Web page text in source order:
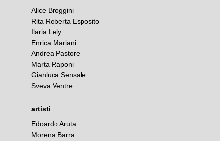
Alice Broggini
Rita Roberta Esposito
Ilaria Lely
Enrica Mariani
Andrea Pastore
Marta Raponi
Gianluca Sensale
Sveva Ventre
artisti
Edoardo Aruta
Morena Barra